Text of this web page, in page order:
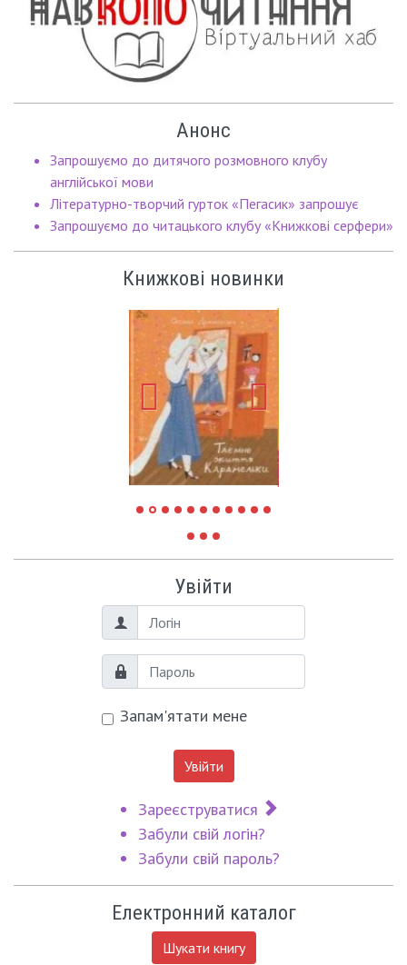
Анонс
Запрошуємо до дитячого розмовного клубу
англійської мови
Літературно-творчий гурток «Пегасик» запрошує
Запрошуємо до читацького клубу «Книжкові серфери»
Книжкові новинки
Увійти
Логін
Пароль
Запам'ятати мене
Увійти
Зареєструватися
Забули свій логін?
Забули свій пароль?
Електронний каталог
Шукати книгу